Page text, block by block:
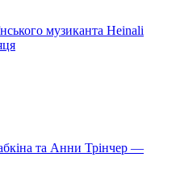
музиканта Heinali
та Анни Трінчер —